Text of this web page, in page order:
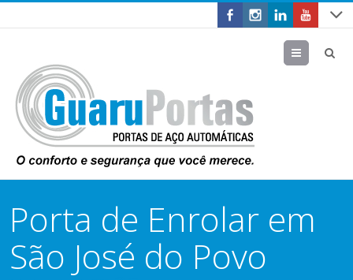
Menu
Porta de Enrolar em
São José do Povo